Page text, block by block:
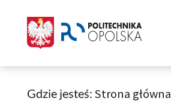
Gdzie jesteś: Strona główna